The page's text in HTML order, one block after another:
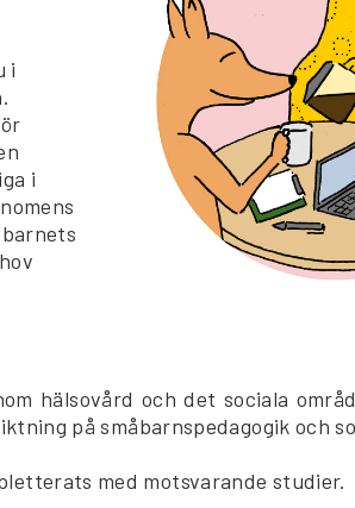
i
i
hälsovård och det sociala
på småbarnspedagogik och
med motsvarande studier.